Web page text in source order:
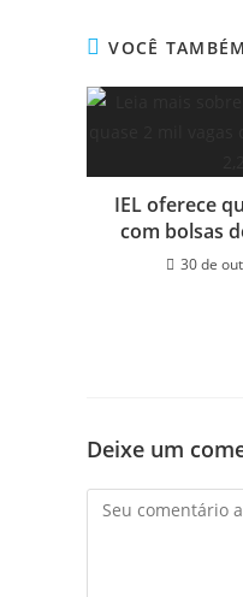
VOCÊ
IEL oferece
com bolsas
30 de
Deixe um